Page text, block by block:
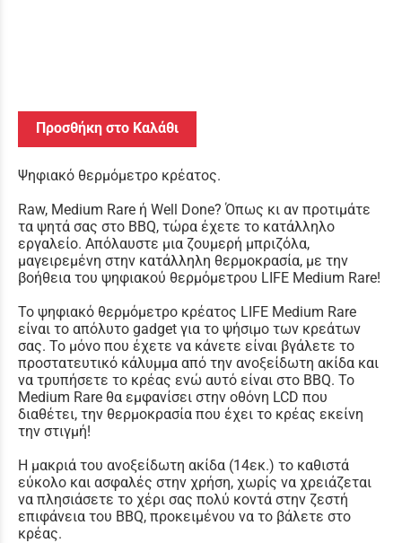
Προσθήκη στο Καλάθι
Ψηφιακό θερμόμετρο κρέατος.
Raw, Medium Rare ή Well Done? Όπως κι αν προτιμάτε
τα ψητά σας στο BBQ, τώρα έχετε το κατάλληλο
εργαλείο. Απόλαυστε μια ζουμερή μπριζόλα,
μαγειρεμένη στην κατάλληλη θερμοκρασία, με την
βοήθεια του ψηφιακού θερμόμετρου LIFE Medium Rare!
Το ψηφιακό θερμόμετρο κρέατος LIFE Medium Rare
είναι το απόλυτο gadget για το ψήσιμο των κρεάτων
σας. Το μόνο που έχετε να κάνετε είναι βγάλετε το
προστατευτικό κάλυμμα από την ανοξείδωτη ακίδα και
να τρυπήσετε το κρέας ενώ αυτό είναι στο BBQ. Το
Medium Rare θα εμφανίσει στην οθόνη LCD που
διαθέτει, την θερμοκρασία που έχει το κρέας εκείνη
την στιγμή!
Η μακριά του ανοξείδωτη ακίδα (14εκ.) το καθιστά
εύκολο και ασφαλές στην χρήση, χωρίς να χρειάζεται
να πλησιάσετε το χέρι σας πολύ κοντά στην ζεστή
επιφάνεια του BBQ, προκειμένου να το βάλετε στο
κρέας.